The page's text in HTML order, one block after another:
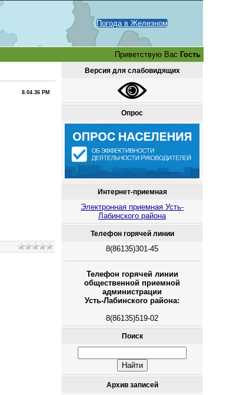
Погода в Железном
Приветствую Вас Гость
8.04.36 PM
Версия для слабовидящих
Опрос
Интернет-приемная
Электронная приемная Усть-
Лабинского района
Телефон горячей линии
8(86135)301-45
Телефон горячей линии
общественной приемной
администрации
Усть-Лабинского района:
8(86135)519-02
Поиск
Архив записей